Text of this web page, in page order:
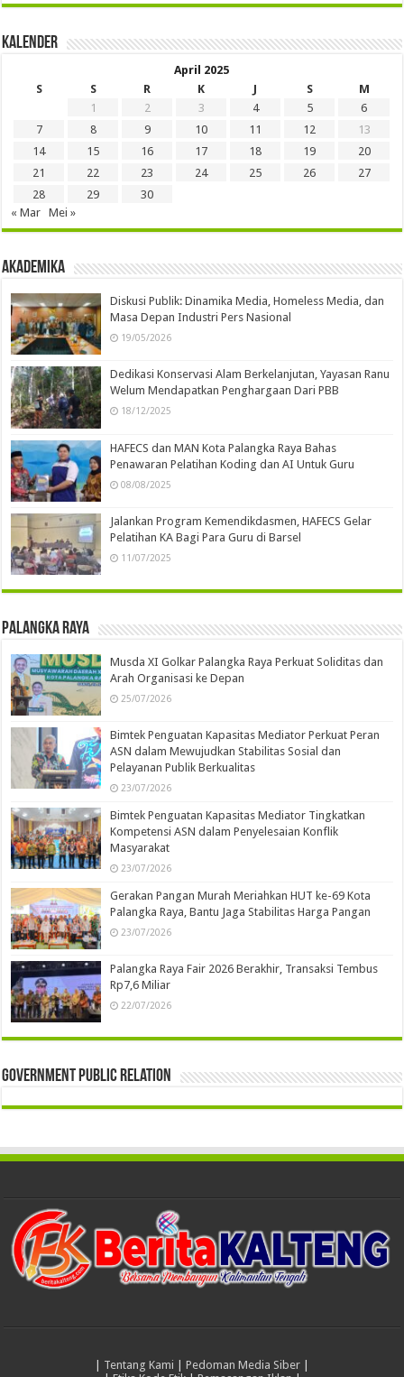
Kalender
April 2025
S
S R K J S
M
1
2 3 4 5
6
7
8 9 10 11 12
13
14
15 16 17 18 19
20
21
22 23 24 25 26
27
28
29
30
« Mar
Mei »
Akademika
Diskusi Publik: Dinamika Media, Homeless Media, dan
Masa Depan Industri Pers Nasional
19/05/2026
Dedikasi Konservasi Alam Berkelanjutan, Yayasan Ranu
Welum Mendapatkan Penghargaan Dari PBB
18/12/2025
HAFECS dan MAN Kota Palangka Raya Bahas
Penawaran Pelatihan Koding dan AI Untuk Guru
08/08/2025
Jalankan Program Kemendikdasmen, HAFECS Gelar
Pelatihan KA Bagi Para Guru di Barsel
11/07/2025
Palangka Raya
Musda XI Golkar Palangka Raya Perkuat Soliditas dan
Arah Organisasi ke Depan
25/07/2026
Bimtek Penguatan Kapasitas Mediator Perkuat Peran
ASN dalam Mewujudkan Stabilitas Sosial dan
Pelayanan Publik Berkualitas
23/07/2026
Bimtek Penguatan Kapasitas Mediator Tingkatkan
Kompetensi ASN dalam Penyelesaian Konflik
Masyarakat
23/07/2026
Gerakan Pangan Murah Meriahkan HUT ke-69 Kota
Palangka Raya, Bantu Jaga Stabilitas Harga Pangan
23/07/2026
Palangka Raya Fair 2026 Berakhir, Transaksi Tembus
Rp7,6 Miliar
22/07/2026
Government Public Relation
Tentang Kami Pedoman Media Siber